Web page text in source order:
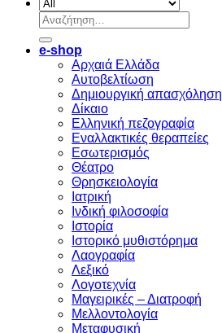
Αναζήτηση
για:
e-shop
Αρχαιά Ελλάδα
Aυτοβελτίωση
Δημιουργική απασχόληση
Δίκαιο
Ελληνική πεζογραφία
Eναλλακτικές θεραπείες
Eσωτερισμός
Θέατρο
Θρησκειολογία
Ιατρική
Ινδική φιλοσοφία
Ιστορία
Ιστορικό μυθιστόρημα
Λαογραφία
Λεξικό
Λογοτεχνία
Μαγειρικές – Διατροφή
Μελλοντολογία
Μεταφυσική